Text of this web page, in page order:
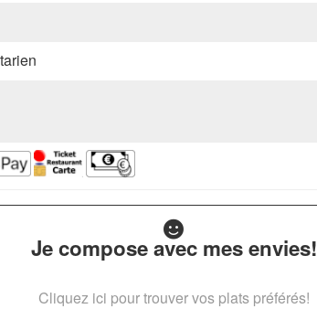
Je compose avec mes envies!
Cliquez ici pour trouver vos plats préférés!